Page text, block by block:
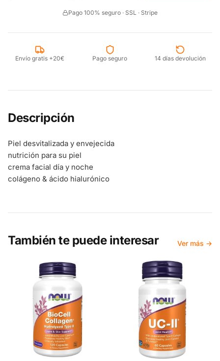
Pago 100% seguro · SSL · Stripe
Envío gratis +20€ Pago seguro 14 días devolución
Descripción
Piel desvitalizada y envejecida
nutrición para su piel
crema facial día y noche
colágeno & ácido hialurónico
También te puede interesar Ver más →